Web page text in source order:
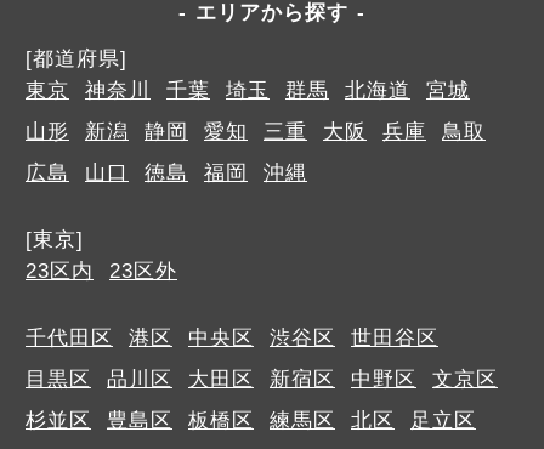
エリアから探す
[都道府県]
東京
神奈川 千葉 埼玉 群馬 北海道
宮城
山形
新潟 静岡 愛知 三重 大阪 兵庫
鳥取
広島
山口 徳島 福岡 沖縄
[東京]
23区内
23区外
千代田区 港区 中央区 渋谷区
世田谷区
目黒区
品川区 大田区 新宿区 中野区
文京区
杉並区
豊島区 板橋区 練馬区 北区
足立区